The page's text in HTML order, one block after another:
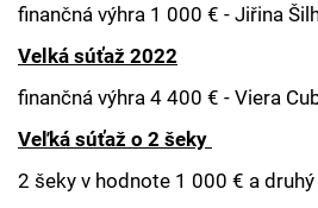
finančná výhra 1 000 € - Jiřina
Velká súťaž 2022
finančná výhra 4 400 € - Viera
Veľká súťaž o 2 šeky
2 šeky v hodnote 1 000 € a